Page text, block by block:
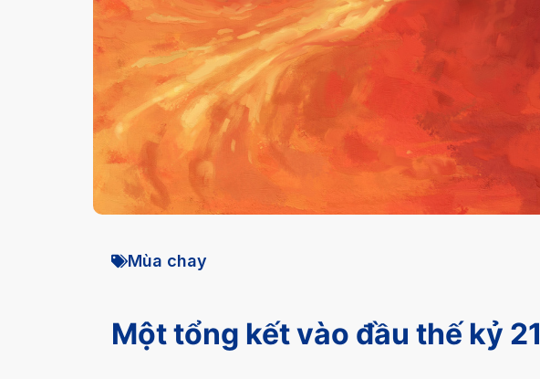
Mùa chay
Một tổng kết vào đầu thế kỷ 21